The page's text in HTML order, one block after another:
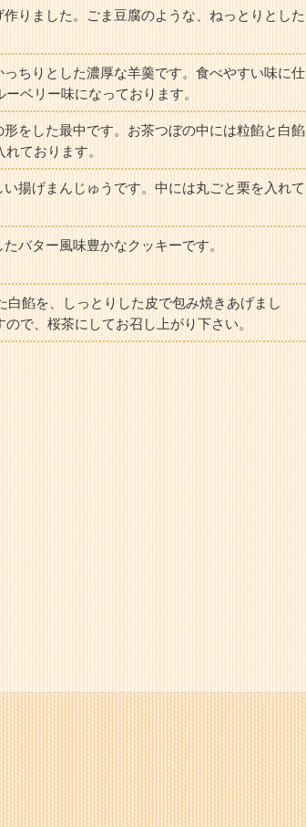
りました。ごま豆腐のような、ねっとりとした
ちりとした濃厚な羊羹です。食べやすい味に仕
ベリー味になっております。
をした最中です。お茶つぼの中には粒餡と白餡
れております。
揚げまんじゅうです。中には丸ごと栗を入れて
バター風味豊かなクッキーです。
白餡を、しっとりした皮で包み焼きあげまし
で、桜茶にしてお召し上がり下さい。